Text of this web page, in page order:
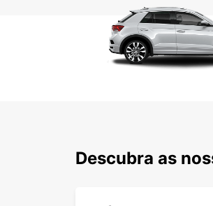
Descubra as